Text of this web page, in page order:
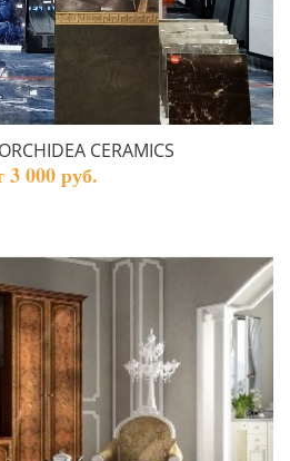
CERAMICS
3 000 руб.